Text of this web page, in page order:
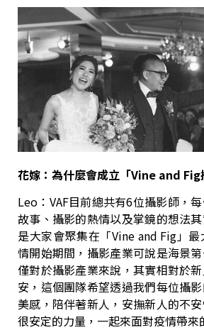
花嫁：為什麼會成立「Vine and Fig
Leo：VAF目前總共有6位攝影師，
故事、攝影的熱情以及掌鏡的想法
是大家會聚集在「Vine and Fig」
情開始期間，攝影產業可說是海景
僅對於攝影產業來說，其實相對於
安，這個團隊希望透過我們每位攝
美感，陪伴著新人，安撫新人的不
很安定的力量，一起來面對疫情帶來